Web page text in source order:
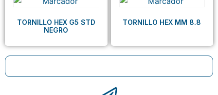
TORNILLO HEX G5 STD
NEGRO
TORNILLO HEX MM 8.8